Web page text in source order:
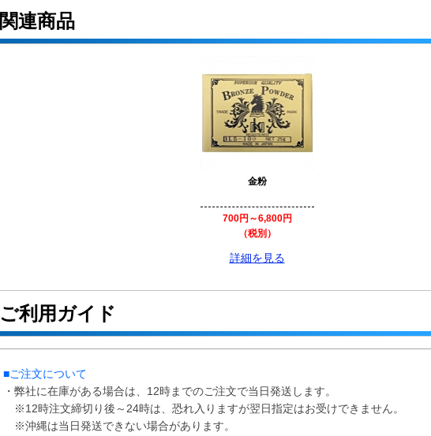
関連商品
金粉
700円～6,800円
（税別）
詳細を見る
ご利用ガイド
■ご注文について
・弊社に在庫がある場合は、12時までのご注文で当日発送します。
※12時注文締切り後～24時は、恐れ入りますが翌日指定はお受けできません。
※沖縄は当日発送できない場合があります。